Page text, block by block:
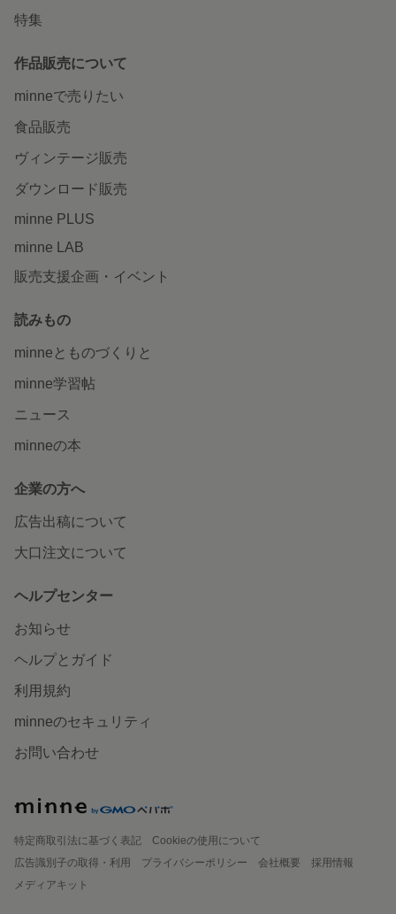
特集
作品販売について
minneで売りたい
食品販売
ヴィンテージ販売
ダウンロード販売
minne PLUS
minne LAB
販売支援企画・イベント
読みもの
minneとものづくりと
minne学習帖
ニュース
minneの本
企業の方へ
広告出稿について
大口注文について
ヘルプセンター
お知らせ
ヘルプとガイド
利用規約
minneのセキュリティ
お問い合わせ
特定商取引法に基づく表記
Cookieの使用について
広告識別子の取得・利用
プライバシーポリシー 会社概要
採用情報
メディアキット